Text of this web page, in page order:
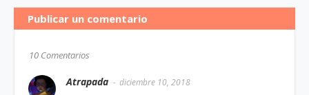
Publicar un comentario
10 Comentarios
Atrapada diciembre 10, 2018